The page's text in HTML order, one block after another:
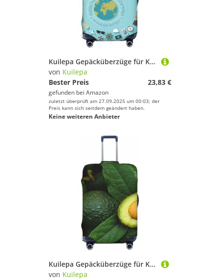
Kuilepa Gepäcküberzüge für Koffer, elastisch, waschbar und dehnbar, kratzfest, passend für 45,7 - 81,3 cm großes Gepäck, kein Gepäck im Lieferumfang enthalten, Schwarz , xl
von Kuilepa
Bester Preis
23,83 €
gefunden bei Amazon
zuletzt überprüft am 27.09.2025 um 00:03; der
Preis kann sich seitdem geändert haben.
Keine weiteren Anbieter
Kuilepa Gepäcküberzüge für Koffer, elastisch, waschbar und dehnbar, kratzfest, passend für 45,7 - 81,3 cm Gepäck, kein Gepäck im Lieferumfang enthalten, Schwarz , M
von Kuilepa